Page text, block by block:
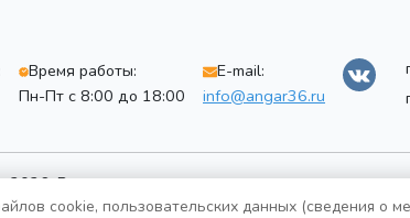
Время работы:
Пн-Пт с 8:00 до 18:00
E-mail:
info@angar36.ru
2026. Все права защищены
конфиденциальности
cookie, пользовательских данных (сведения о